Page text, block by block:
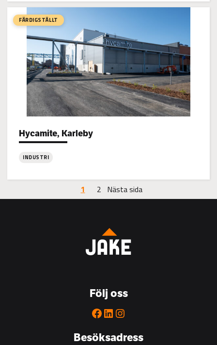
LNG-
terminal,
Karleby
Energi
FÄRDIGSTÄLLT
Hycamite, Karleby
Project types:
INDUSTRI
Karleby
1 2 Nästa sida
Besöksadress
Följ oss
Facebook
LinkedIn
Instagram